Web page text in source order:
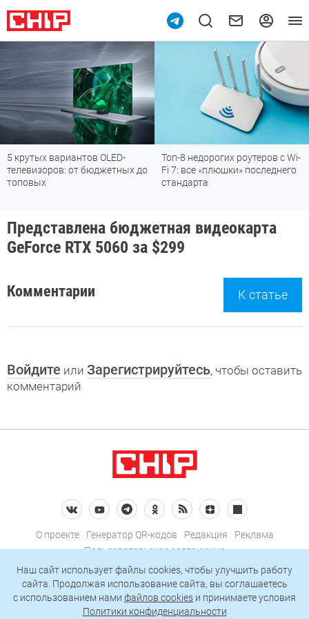
OLED-
до
Топ-8 недорогих роутеров с Wi-
Fi 7: все «плюшки» последнего
Подпишись на
мессенджере
Представлена бюджетная видеокарта
GeForce RTX 5060 за $299
Комментарии К статье
Войдите или Зарегистрируйтесь, чтобы оставить
комментарий
О проекте Генератор QR-кодов Редакция
Реклама
Пользовательское соглашение
Политика конфиденциальности
Подписаться на рассылку
Наш сайт использует файлы cookies, чтобы улучшить работу
сайта. Продолжая использование сайта, вы соглашаетесь
c использованием нами файлов cookies и принимаете условия
Политики конфиденциальности